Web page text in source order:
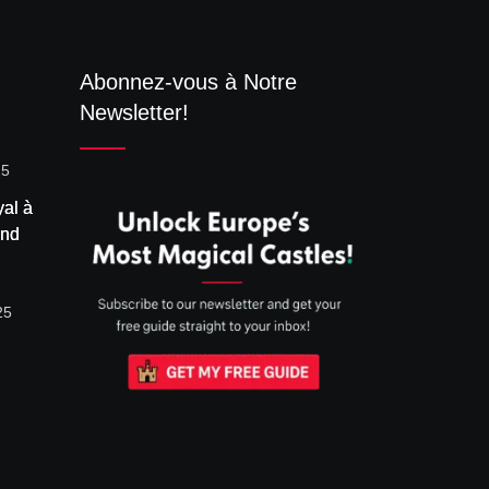
à
Abonnez-vous à Notre
Newsletter!